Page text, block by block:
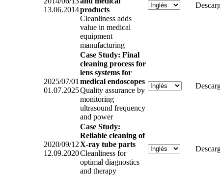
13.06.2014products
Cleanliness adds
value in medical
equipment
manufacturing
2025/07/01
01.07.2025
Case Study: Final
cleaning process for
lens systems for
medical endoscopes
Quality assurance by
monitoring
ultrasound frequency
and power
2020/09/12
12.09.2020
Case Study:
Reliable cleaning of
X-ray tube parts
Cleanliness for
optimal diagnostics
and therapy